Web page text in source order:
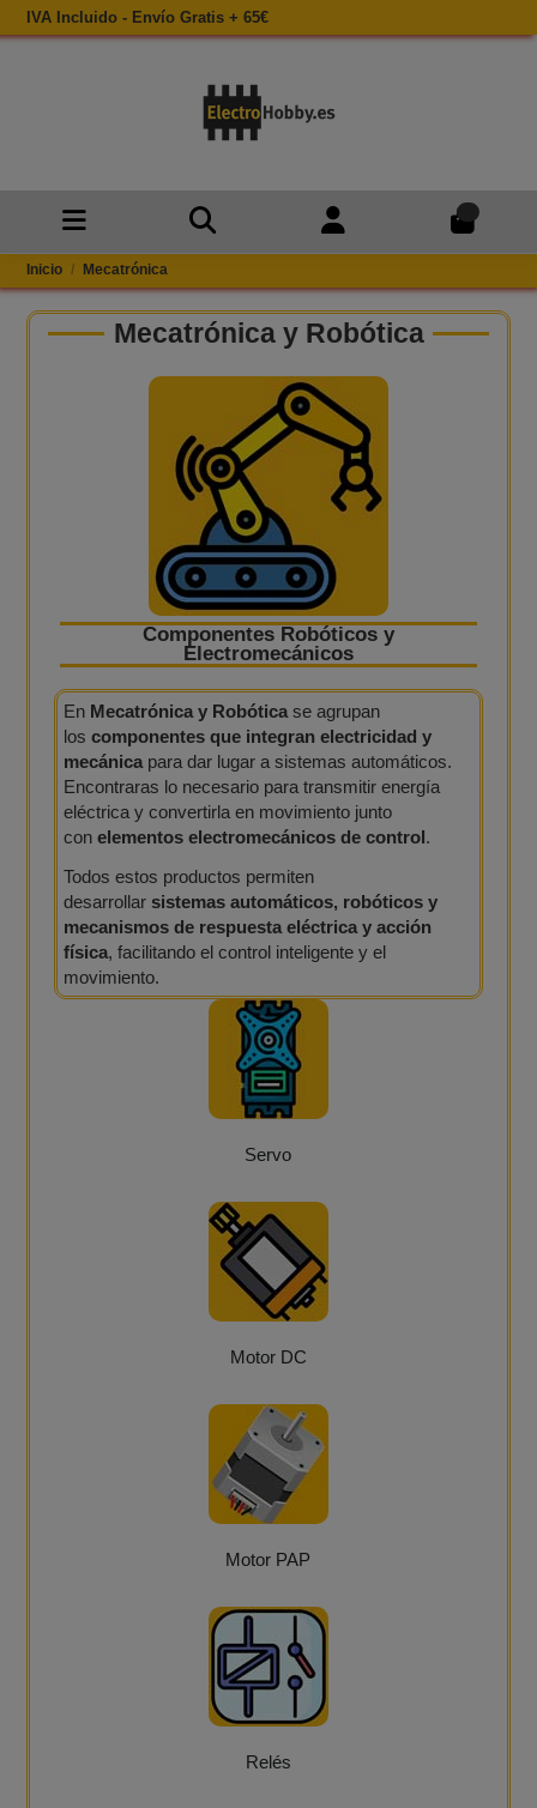
IVA Incluido - Envío Gratis + 65€
Inicio Mecatrónica
Mecatrónica y Robótica
Componentes Robóticos y
Electromecánicos
En Mecatrónica y Robóticase agrupan
los componentes que integran electricidad y
mecánicapara dar lugar a sistemas automáticos.
Encontraras lo necesario para transmitir energía
eléctrica y convertirla en movimiento junto
con elementos electromecánicos de control.
Todos estos productos permiten
desarrollar sistemas automáticos, robóticos y
mecanismos de respuesta eléctrica y acción
física, facilitando el control inteligente y el
movimiento.
Servo
Motor DC
Motor PAP
Relés